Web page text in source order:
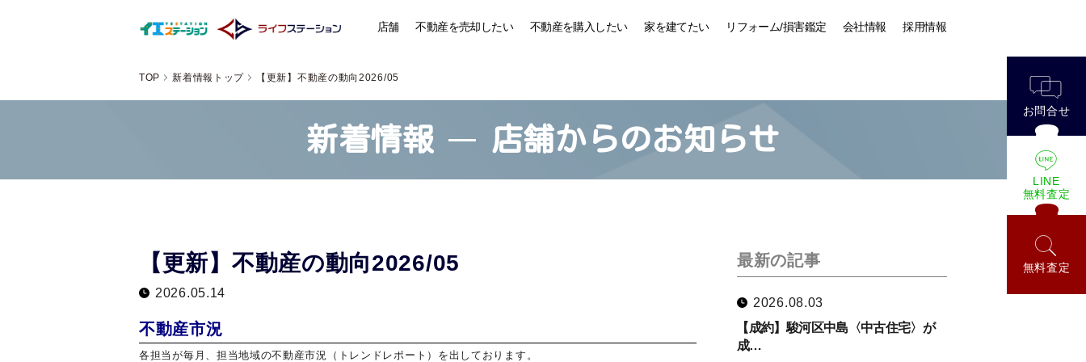
店舗 不動産を売却したい 不動産を購入したい 家を建てたい リフォーム/損害鑑定 会社情報 採用情報
お問合せ
LINE
無料査定
無料査定
TOP 新着情報トップ 【更新】不動産の動向2026/05
新着情報 店舗からのお知らせ
【更新】不動産の動向2026/05
2026.05.14
不動産市況
各担当が毎月、担当地域の不動産市況（トレンドレポート）を出しております。
最新の記事
2026.08.03
【成約】駿河区中島〈中古住宅〉が
成…